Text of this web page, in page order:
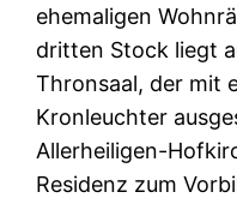
ehemaligen
dritten Stock liegt
Thronsaal, der mit
Kronleuchter
Allerheiligen-
Residenz zum